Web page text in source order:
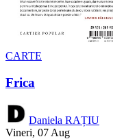
CARTE
Frica
Daniela RAȚIU
Vineri, 07 Aug